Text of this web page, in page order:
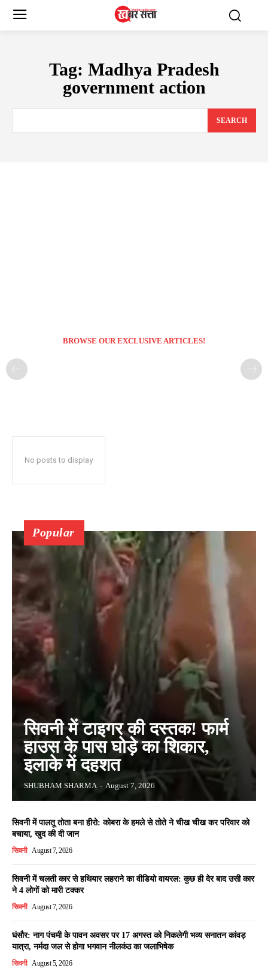
Tag: Madhya Pradesh
government action
SEARCH
BROWSE OUR EXCLUSIVE ARTICLES!
No posts to display
Popular
सिवनी में टाइगर की दस्तक! फार्म
हाउस के पास घोड़े का शिकार,
इलाके में दहशत
SHUBHAM SHARMA - August 7, 2026
सिवनी में पालतू तोता बना हीरो: कोबरा के हमले से तोते ने चीख चीख कर परिवार को
बचाया, खुद की दी जान
सिवनी August 7, 2026
सिवनी में चलती कार से हथियार लहराने का वीडियो वायरल: कुछ ही देर बाद उसी कार
ने 4 लोगों को मारी टक्कर
सिवनी August 7, 2026
घंसौर: नाग पंचमी के पावन अवसर पर 17 अगस्त को निकलेगी भव्य सनातन कांवड़
यात्रा, नर्मदा जल से होगा भगवान नीलकंठ का जलाभिषेक
सिवनी August 5, 2026